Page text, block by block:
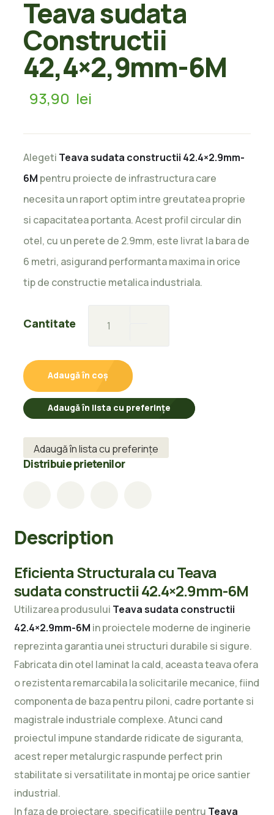
Teava sudata
Constructii
42,4×2,9mm-6M
93,90 lei
Alegeti Teava sudata constructii 42.4×2.9mm-
6M pentru proiecte de infrastructura care
necesita un raport optim intre greutatea proprie
si capacitatea portanta. Acest profil circular din
otel, cu un perete de 2.9mm, este livrat la bara de
6 metri, asigurand performanta maxima in orice
tip de constructie metalica industriala.
Cantitate
sudata
42,4x2,9mm-
quantity
Adaugă în coș
Adaugă în lista cu preferințe
Adaugă în lista cu preferințe
Distribuie prietenilor
Description
Eficienta Structurala cu Teava
sudata constructii 42.4×2.9mm-6M
Utilizarea produsului Teava sudata constructii
42.4×2.9mm-6M in proiectele moderne de inginerie
reprezinta garantia unei structuri durabile si sigure.
Fabricata din otel laminat la cald, aceasta teava ofera
o rezistenta remarcabila la solicitarile mecanice, fiind
componenta de baza pentru piloni, cadre portante si
magistrale industriale complexe. Atunci cand
proiectul impune standarde ridicate de siguranta,
acest reper metalurgic raspunde perfect prin
stabilitate si versatilitate in montaj pe orice santier
industrial.
In faza de proiectare, specificatiile pentru Teava